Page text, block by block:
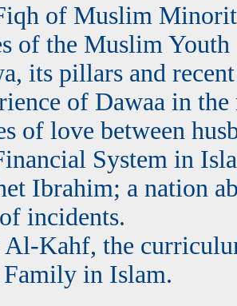
of Muslim
of the Muslim Youth
its pillars and
of Dawaa in
of love between
System in
Ibrahim; a nation
incidents.
Al-Kahf, the
Family in Islam.